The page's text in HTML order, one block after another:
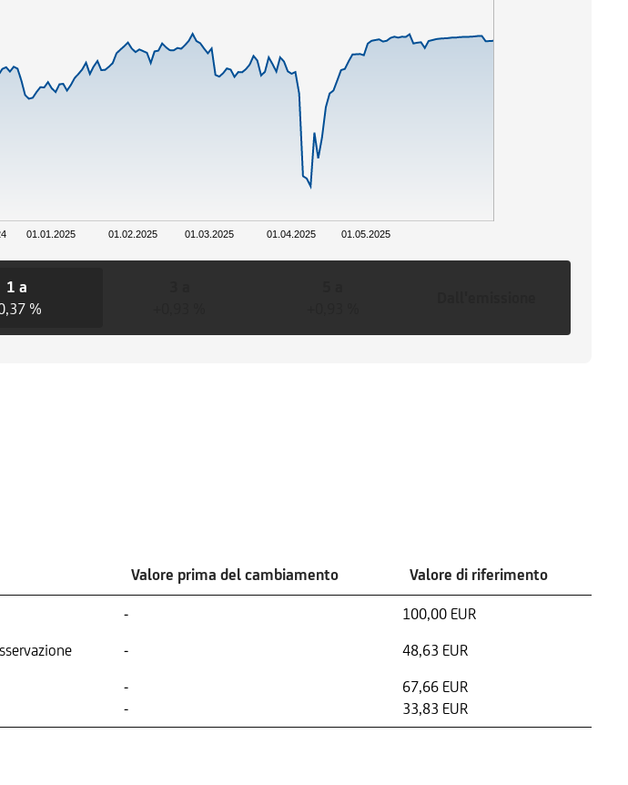
01.01.2025 01.03.2025 01.05.2025
01.02.2025 01.04.2025
1 a
%
Valore prima del cambiamento Valore di riferimento
-
100,00 EUR
-
48,63 EUR
-
-
67,66 EUR
33,83 EUR